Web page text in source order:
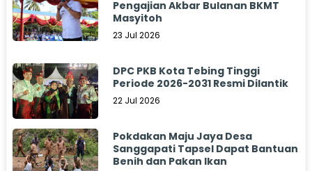
Pengajian Akbar Bulanan BKMT
Masyitoh
23 Jul 2026
DPC PKB Kota Tebing Tinggi
Periode 2026-2031 Resmi Dilantik
22 Jul 2026
Pokdakan Maju Jaya Desa
Sanggapati Tapsel Dapat Bantuan
Benih dan Pakan Ikan